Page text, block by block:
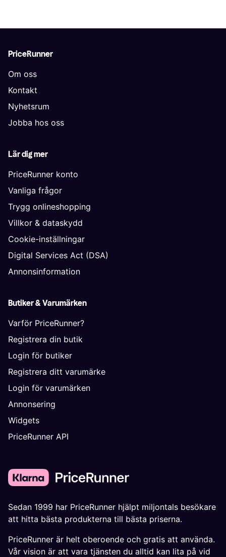
PriceRunner
Om oss
Kontakt
Nyhetsrum
Jobba hos oss
Lär dig mer
PriceRunner konto
Vanliga frågor
Trygg onlineshopping
Villkor & dataskydd
Cookie-inställningar
Digital Services Act (DSA)
Annonsinformation
Butiker & Varumärken
Varför PriceRunner?
Registrera din butik
Login för butiker
Registrera ditt varumärke
Login för varumärken
Annonsering
Widgets
PriceRunner API
Sedan 1999 har PriceRunner hjälpt miljontals besökare
att hitta bästa produkterna till bästa priserna.
PriceRunner är helt oberoende och gratis att använda.
Vår vision är att vara tjänsten du alltid kan lita på vid